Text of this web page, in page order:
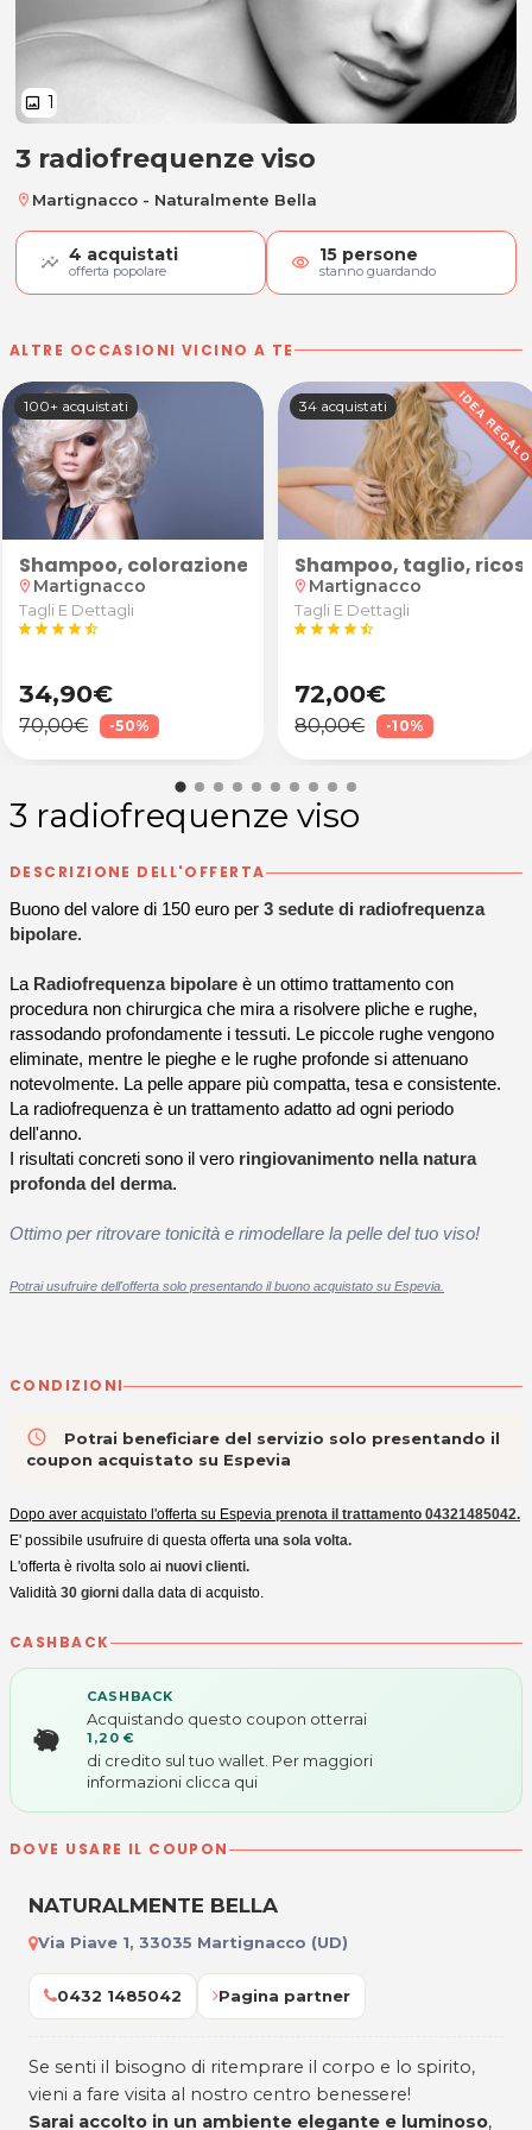
image 1
3 radiofrequenze viso
3 radiofrequenze viso
location_on Martignacco - Naturalmente Bella
4 acquistati
offerta popolare visibility 15 persone
stanno guardando
ALTRE OCCASIONI VICINO A TE
per adulti e bambini da Evoluzione Armonica
100+ acquistati
Shampoo, colorazione, taglio e piega capelli
location_on Martignacco
Tagli E Dettagli
starstarstarstarstar_half
34,90€
70,00€ -50%
34 acquistati
Shampoo, taglio,
location_on Martignacco
Tagli E Dettagli
starstarstarstarstar_half
72,00€
80,00€ -10%
3 radiofrequenze viso
DESCRIZIONE DELL'OFFERTA
Buono del valore di 150 euro per 3 sedute di radiofrequenza
bipolare.
La Radiofrequenza bipolare è un ottimo trattamento con
procedura non chirurgica che mira a risolvere pliche e rughe,
rassodando profondamente i tessuti. Le piccole rughe vengono
eliminate, mentre le pieghe e le rughe profonde si attenuano
notevolmente. La pelle appare più compatta, tesa e consistente.
La radiofrequenza è un trattamento adatto ad ogni periodo
dell'anno.
I risultati concreti sono il vero ringiovanimento nella natura
profonda del derma.
Ottimo per ritrovare tonicità e rimodellare la pelle del tuo viso!
Potrai usufruire dell'offerta solo presentando il buono acquistato su Espevia.
CONDIZIONI
access_time
Potrai beneficiare del servizio solo presentando il
coupon acquistato su Espevia
Dopo aver acquistato l'offerta su Espevia prenota il trattamento 04321485042.
E' possibile usufruire di questa offerta una sola volta.
L'offerta è rivolta solo ai nuovi clienti.
Validità 30 giorni dalla data di acquisto.
CASHBACK
CASHBACK
Acquistando questo coupon otterrai
1,20 €
di credito sul tuo wallet. Per maggiori
informazioni clicca qui
DOVE USARE IL COUPON
NATURALMENTE BELLA
Via Piave 1, 33035 Martignacco (UD)
0432 1485042 Pagina partner
Se senti il bisogno di ritemprare il corpo e lo spirito,
vieni a fare visita al nostro centro benessere!
Sarai accolto in un ambiente elegante e luminoso,